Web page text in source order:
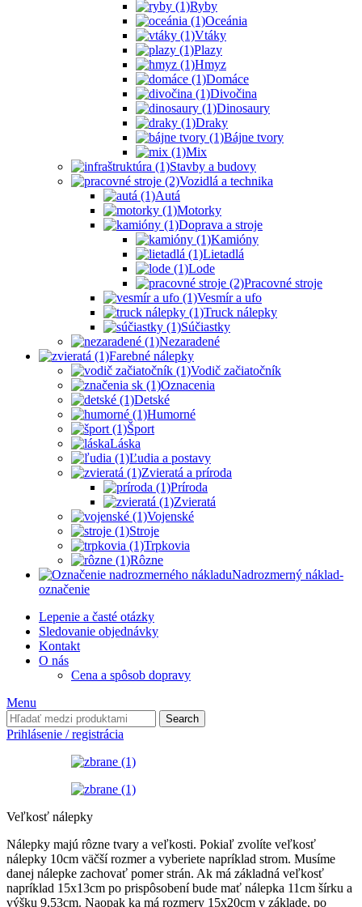
Ryby
Oceánia
Vtáky
Plazy
Hmyz
Domáce
Divočina
Dinosaury
Draky
Bájne tvory
Mix
Stavby a budovy
Vozidlá a technika
Autá
Motorky
Doprava a stroje
Kamióny
Lietadlá
Lode
Pracovné stroje
Vesmír a ufo
Truck nálepky
Súčiastky
Nezaradené
Farebné nálepky
Vodič začiatočník
Oznacenia
Detské
Humorné
Šport
Láska
Ľudia a postavy
Zvieratá a príroda
Príroda
Zvieratá
Vojenské
Stroje
Trpkovia
Rôzne
Nadrozmerný náklad-
označenie
Lepenie a časté otázky
Sledovanie objednávky
Kontakt
O nás
Cena a spôsob dopravy
Menu
Search
Prihlásenie / registrácia
Veľkosť nálepky
Nálepky majú rôzne tvary a veľkosti. Pokiaľ zvolíte veľkosť
nálepky 10cm väčší rozmer a vyberiete napríklad strom. Musíme
danej nálepke zachovať pomer strán. Ak má základná veľkosť
napríklad 15x13cm po prispôsobení bude mať nálepka 11cm šírku a
výšku 9,53cm. Naopak ka má rozmery 15x20cm v základe, po